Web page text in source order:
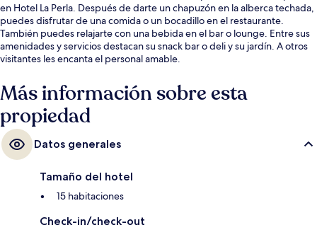
en Hotel La Perla. Después de darte un chapuzón en la alberca techada,
puedes disfrutar de una comida o un bocadillo en el restaurante.
También puedes relajarte con una bebida en el bar o lounge. Entre sus
amenidades y servicios destacan su snack bar o deli y su jardín. A otros
visitantes les encanta el personal amable.
Más información sobre esta
propiedad
Datos generales
Tamaño del hotel
15 habitaciones
Check-in/check-out